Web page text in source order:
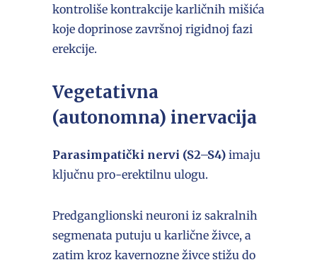
kontroliše kontrakcije karličnih mišića
koje doprinose završnoj rigidnoj fazi
erekcije.
Vegetativna
(autonomna) inervacija
Parasimpatički nervi (S2–S4) imaju
ključnu pro-erektilnu ulogu.
Predganglionski neuroni iz sakralnih
segmenata putuju u karlične živce, a
zatim kroz kavernozne živce stižu do